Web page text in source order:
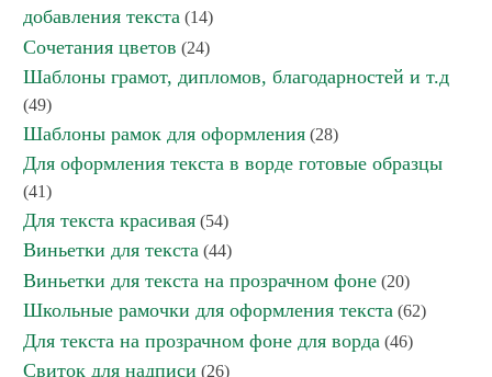
добавления текста (14)
Сочетания цветов (24)
Шаблоны грамот, дипломов, благодарностей и т.д
(49)
Шаблоны рамок для оформления (28)
Для оформления текста в ворде готовые образцы
(41)
Для текста красивая (54)
Виньетки для текста (44)
Виньетки для текста на прозрачном фоне (20)
Школьные рамочки для оформления текста (62)
Для текста на прозрачном фоне для ворда (46)
Свиток для надписи (26)